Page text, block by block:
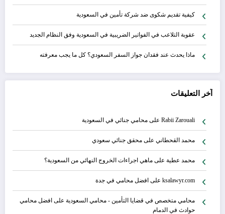
كيفية تقديم شكوى ضد شركة تأمين في السعودية
عقوبة التلاعب في الفواتير الضريبية في السعودية وفق النظام الجديد
ماذا يحدث عند فقدان جواز السفر السعودي؟ كل ما يجب معرفته
آخر التعليقات
Rabii Zarouali على محامي جنائي في السعودية
محمد القحطاني على محقق جنائي سعودي
محمد عطية على ماهي اجراءات الخروج النهائي من السعودية؟
ksalawyr.com على افضل محامي في جدة
محامي متخصص في قضايا التأمين - محامي السعودية على افضل محامي
حوادث في الدمام